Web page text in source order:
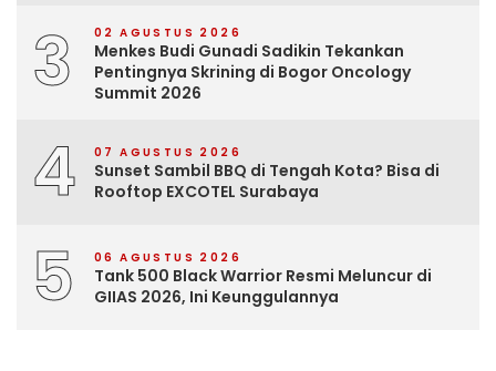
3 02 AGUSTUS 2026
Menkes Budi Gunadi Sadikin Tekankan
Pentingnya Skrining di Bogor Oncology
Summit 2026
4 07 AGUSTUS 2026
Sunset Sambil BBQ di Tengah Kota? Bisa di
Rooftop EXCOTEL Surabaya
5 06 AGUSTUS 2026
Tank 500 Black Warrior Resmi Meluncur di
GIIAS 2026, Ini Keunggulannya